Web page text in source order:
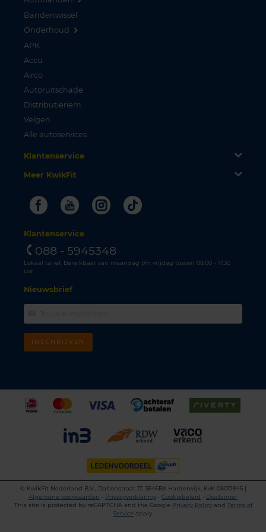
Bandenwissel
Onderhoud
APK
Accu
Airco
Autoruitschade
Distributieriem
Velgen
Alle autoservices
Klantenservice
Meer KwikFit
FacebookYoutubeInstagram
Tiktok
Klantenservice
088 - 5945348
Lokaal tarief. Bereikbaar van maandag t/m vrijdag tussen 08.00 - 17.30
uur.
Nieuwsbrief
INSCHRIJVEN
©
KwikFit Nederland B.V., Daltonstraat 17, 3846BX Harderwijk, KvK 08017845 |
Algemene voorwaarden • Privacyverklaring • Cookiebeleid • Disclaimer
This site is protected by reCAPTCHA and the Google Privacy Policyand Terms of
Service apply.